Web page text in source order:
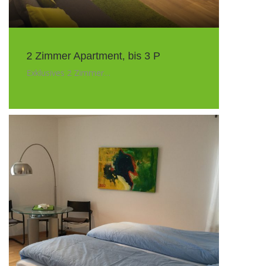
2 Zimmer Apartment, bis 3 P
Exklusives 2 Zimmer…